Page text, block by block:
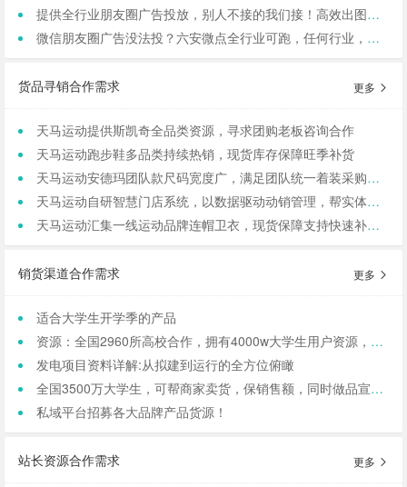
提供全行业朋友圈广告投放，别人不接的我们接！高效出图、专业运营！
微信朋友圈广告没法投？六安微点全行业可跑，任何行业，当天出图，包过审！
货品寻销合作需求 更多
天马运动提供斯凯奇全品类资源，寻求团购老板咨询合作
天马运动跑步鞋多品类持续热销，现货库存保障旺季补货
天马运动安德玛团队款尺码宽度广，满足团队统一着装采购需求
天马运动自研智慧门店系统，以数据驱动动销管理，帮实体商家轻量化运营
天马运动汇集一线运动品牌连帽卫衣，现货保障支持快速补货，寻求b端商家合作
销货渠道合作需求 更多
适合大学生开学季的产品
资源：全国2960所高校合作，拥有4000w大学生用户资源，8万+发底薪的校内学生团长，需求符合大学生日常消费的产品，可保RIO
发电项目资料详解:从拟建到运行的全方位俯瞰
全国3500万大学生，可帮商家卖货，保销售额，同时做品宣和私域搭建！
私域平台招募各大品牌产品货源！
站长资源合作需求 更多